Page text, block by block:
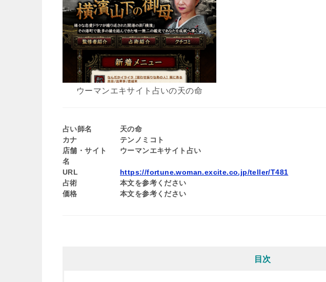
ウーマンエキサイト占いの天の命
占い師名
天の命
カナ
テンノミコト
店舗・サイト
名
ウーマンエキサイト占い
URL
https://fortune.woman.excite.co.jp/teller/T481
占術
本文を参考ください
価格
本文を参考ください
目次